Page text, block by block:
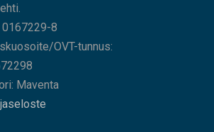
0167229-8
OVT-tunnus:
Maventa